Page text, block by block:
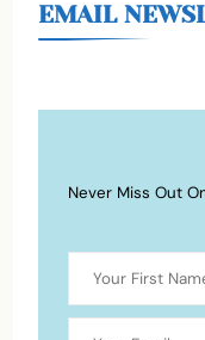
EMAIL
Never Miss Out